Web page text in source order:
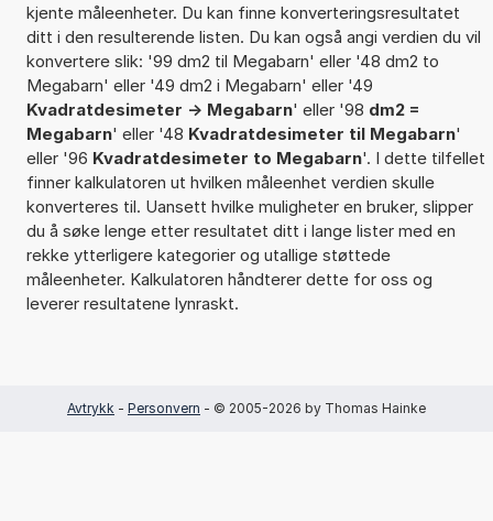
kjente måleenheter. Du kan finne konverteringsresultatet
ditt i den resulterende listen. Du kan også angi verdien du vil
konvertere slik: '99 dm2 til Megabarn' eller '48 dm2 to
Megabarn' eller '49 dm2 i Megabarn' eller '49
Kvadratdesimeter -> Megabarn' eller '98 dm2 =
Megabarn' eller '48 Kvadratdesimeter til Megabarn'
eller '96 Kvadratdesimeter to Megabarn'. I dette tilfellet
finner kalkulatoren ut hvilken måleenhet verdien skulle
konverteres til. Uansett hvilke muligheter en bruker, slipper
du å søke lenge etter resultatet ditt i lange lister med en
rekke ytterligere kategorier og utallige støttede
måleenheter. Kalkulatoren håndterer dette for oss og
leverer resultatene lynraskt.
Avtrykk - Personvern - © 2005-2026 by Thomas Hainke